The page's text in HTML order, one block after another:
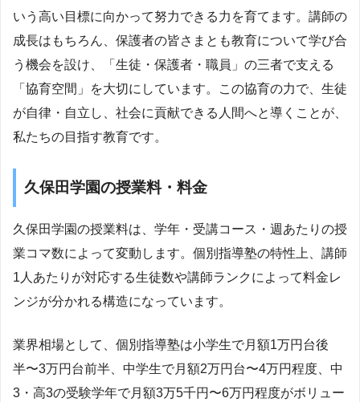
いう高い目標に向かって努力できる力を育てます。講師の
成長はもちろん、保護者の皆さまとも教育について学び合
う機会を設け、「生徒・保護者・職員」の三者で支える
「協育空間」を大切にしています。この協育の力で、生徒
が自律・自立し、社会に貢献できる人間へと導くことが、
私たちの目指す教育です。
久保田学園の授業料・料金
久保田学園の授業料は、学年・受講コース・週あたりの授
業コマ数によって変動します。個別指導塾の特性上、講師
1人あたりが対応する生徒数や講師ランクによって料金レ
ンジが分かれる構造になっています。
業界相場として、個別指導塾は小学生で月額1万円台後
半〜3万円台前半、中学生で月額2万円台〜4万円程度、中
3・高3の受験学年で月額3万5千円〜6万円程度がボリュー